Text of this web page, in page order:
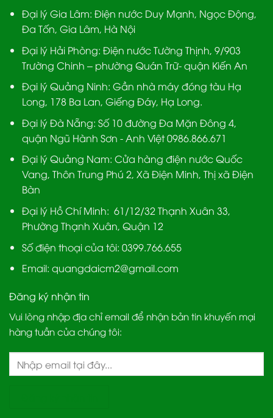
Đại lý Gia Lâm: Điện nước Duy Mạnh, Ngọc Động,
Đa Tốn, Gia Lâm, Hà Nội
Đại lý Hải Phòng: Điện nước Tường Thịnh, 9/903
Trường Chinh – phường Quán Trữ- quận Kiến An
Đại lý Quảng Ninh: Gần nhà máy đóng tàu Hạ
Long, 178 Ba Lan, Giếng Đáy, Hạ Long.
Đại lý Đà Nẵng: Số 10 đường Đa Mặn Đông 4,
quận Ngũ Hành Sơn - Anh Việt 0986.866.671
Đại lý Quảng Nam: Cửa hàng điện nước Quốc
Vang, Thôn Trung Phú 2, Xã Điện Minh, Thị xã Điện
Bàn
Đại lý Hồ Chí Minh: 61/12/32 Thạnh Xuân 33,
Phường Thạnh Xuân, Quận 12
Số điện thoại của tôi: 0399.766.655
Email: quangdaicm2@gmail.com
Đăng ký nhận tin
Vui lòng nhập địa chỉ email để nhận bản tin khuyến mại
hàng tuần của chúng tôi: